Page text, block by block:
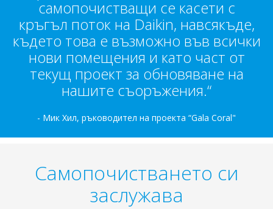
самопочистващи се касети с
кръгъл поток на Daikin, навсякъде,
където това е възможно във всички
нови помещения и като част от
текущ проект за обновяване на
нашите съоръжения.“
- Мик Хил, ръководител на проекта “Gala Coral"
Самопочистването си
заслужава